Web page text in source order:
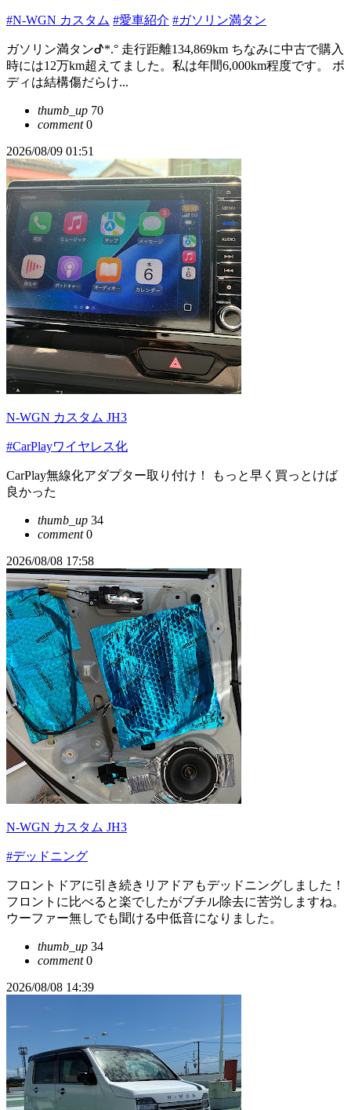
#N-WGN カスタム #愛車紹介 #ガソリン満タン
ガソリン満タンᕷ*.° 走行距離134,869km ちなみに中古で購入
時には12万km超えてました。私は年間6,000km程度です。 ボ
ディは結構傷だらけ...
thumb_up 70
comment0
2026/08/09 01:51
N-WGN カスタム JH3
#CarPlayワイヤレス化
CarPlay無線化アダプター取り付け！ もっと早く買っとけば
良かった
thumb_up 34
comment0
2026/08/08 17:58
N-WGN カスタム JH3
#デッドニング
フロントドアに引き続きリアドアもデッドニングしました！
フロントに比べると楽でしたがブチル除去に苦労しますね。
ウーファー無しでも聞ける中低音になりました。
thumb_up 34
comment0
2026/08/08 14:39